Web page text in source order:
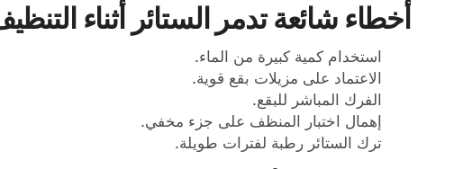
أخطاء شائعة تدمر الستائر أثناء
استخدام كمية كبيرة من الماء.
الاعتماد على مزيلات بقع قوية.
الفرك المباشر للبقع.
إهمال اختبار المنظف على جزء مخفي.
ترك الستائر رطبة لفترات طويلة.